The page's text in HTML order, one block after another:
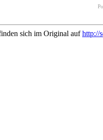
sich im Original aufhttp://